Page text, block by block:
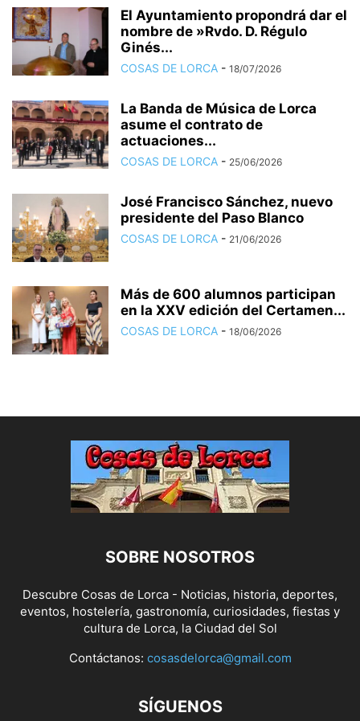
El Ayuntamiento propondrá dar el
nombre de »Rvdo. D. Régulo
Ginés...
COSAS DE LORCA - 18/07/2026
La Banda de Música de Lorca
asume el contrato de
actuaciones...
COSAS DE LORCA - 25/06/2026
José Francisco Sánchez, nuevo
presidente del Paso Blanco
COSAS DE LORCA - 21/06/2026
Más de 600 alumnos participan
en la XXV edición del Certamen...
COSAS DE LORCA - 18/06/2026
SOBRE NOSOTROS
Descubre Cosas de Lorca - Noticias, historia, deportes,
eventos, hostelería, gastronomía, curiosidades, fiestas y
cultura de Lorca, la Ciudad del Sol
Contáctanos: cosasdelorca@gmail.com
SÍGUENOS